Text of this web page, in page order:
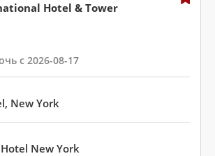
Hotel & Tower
с 2026-08-17
New York
New York